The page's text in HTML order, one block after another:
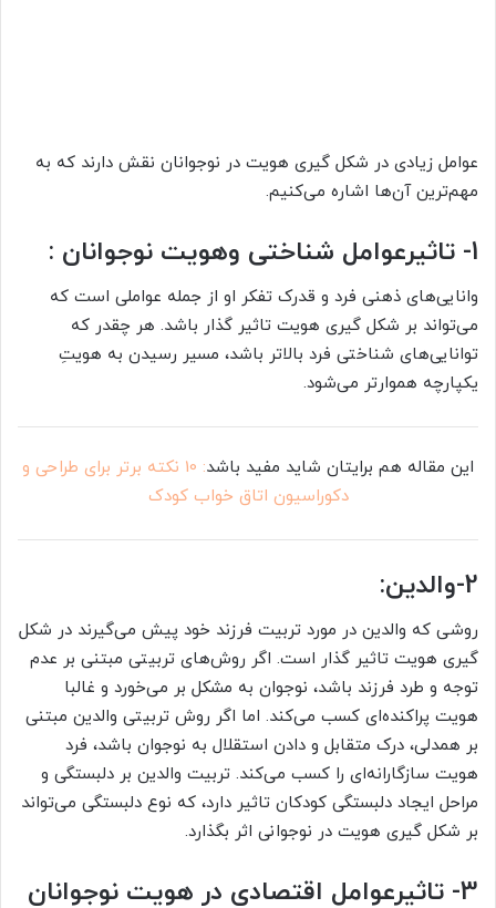
عوامل زیادی در شکل گیری هویت در نوجوانان نقش دارند که به
مهم‌ترین آن‌ها اشاره می‌کنیم.
1- تاثیرعوامل شناختی وهویت نوجوانان :
وانایی‌های ذهنی فرد و قدرک تفکر او از جمله عواملی است که
می‌تواند بر شکل گیری هویت تاثیر گذار باشد. هر چقدر که
توانایی‌های شناختی فرد بالاتر باشد، مسیر رسیدن به هویتِ
یکپارچه هموارتر می‌شود.
این مقاله هم برایتان شاید مفید باشد
: 10 نکته برتر برای طراحی و
دکوراسیون اتاق خواب کودک
2-والدین:
روشی که والدین در مورد تربیت فرزند خود پیش می‌گیرند در شکل
گیری هویت تاثیر گذار است. اگر روش‌های تربیتی مبتنی بر عدم
توجه و طرد فرزند باشد، نوجوان به مشکل بر می‌خورد و غالبا
هویت پراکنده‌ای کسب می‌کند. اما اگر روش تربیتی والدین مبتنی
بر همدلی، درک متقابل و دادن استقلال به نوجوان باشد، فرد
هویت سازگارانه‌ای را کسب می‌کند. تربیت والدین بر دلبستگی و
مراحل ایجاد دلبستگی کودکان تاثیر دارد، که نوع دلبستگی می‌تواند
بر شکل گیری هویت در نوجوانی اثر بگذارد.
3- تاثیرعوامل اقتصادی در هویت نوجوانان